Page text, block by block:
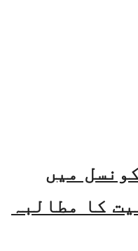
میں
کا مطالبہ